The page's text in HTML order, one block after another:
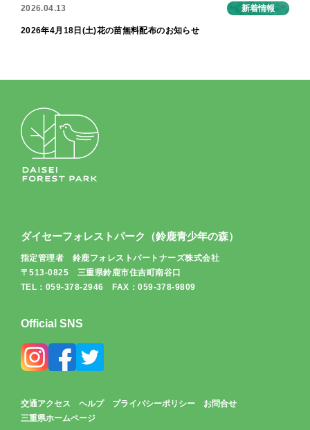
2026.04.13 新着情報
2026年4月18日(土)花の苗無料配布のお知らせ
ダイセーフォレストパーク（鈴鹿青少年の森）
指定管理者 鈴鹿フォレストパートナーズ株式会社
〒513-0825 三重県鈴鹿市住吉町南谷口
TEL：059-378-2946 FAX：059-378-9809
Official SNS
交通アクセス ヘルプ プライバシーポリシー
お問合せ
三重県ホームページ